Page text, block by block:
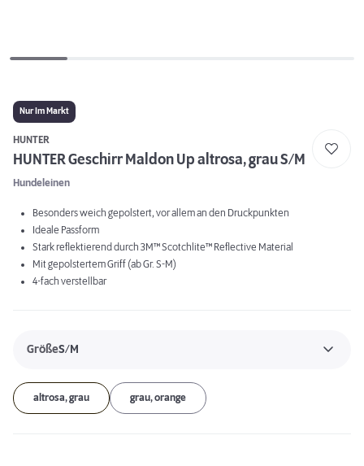
Nur Im Markt
HUNTER
HUNTER Geschirr Maldon Up altrosa, grau S/M
Hundeleinen
Besonders weich gepolstert, vor allem an den Druckpunkten
Ideale Passform
Stark reflektierend durch 3M™ Scotchlite™ Reflective Material
Mit gepolstertem Griff (ab Gr. S-M)
4-fach verstellbar
GrößeS/M
altrosa, grau grau, orange